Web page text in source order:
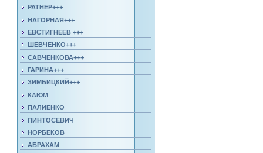
РАТНЕР+++
НАГОРНАЯ+++
ЕВСТИГНЕЕВ +++
ШЕВЧЕНКО+++
САВЧЕНКОВА+++
ГАРИНА+++
ЗИМБИЦКИЙ+++
КАЮМ
ПАЛИЕНКО
ПИНТОСЕВИЧ
НОРБЕКОВ
АБРАХАМ